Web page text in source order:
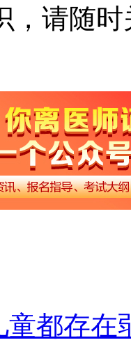
，请随
童都存